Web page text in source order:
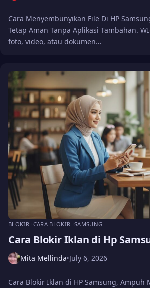
Cara Menyembunyikan File Di HP
Tetap Aman Tanpa Aplikasi Tambahan.
foto, video, atau dokumen…
BLOKIR CARA BLOKIR SAMSUNG
Cara Blokir Iklan di Hp
Mita Mellinda•July 6, 2026
Cara Blokir Iklan di HP Samsung, Ampuh